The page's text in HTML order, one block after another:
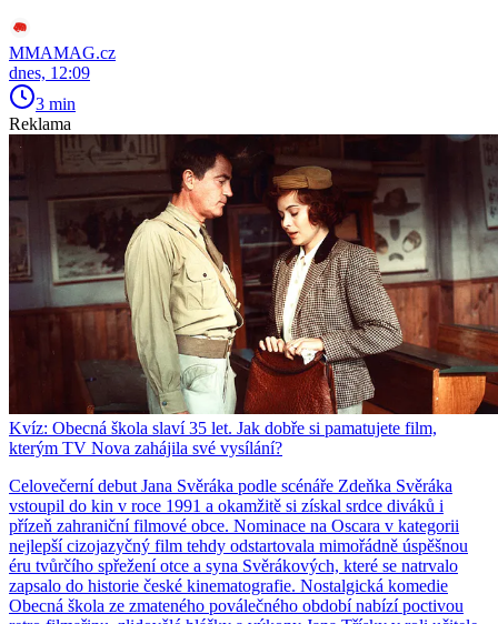
MMAMAG.cz
dnes, 12:09
3 min
Reklama
Kvíz: Obecná škola slaví 35 let. Jak dobře si pamatujete film,
kterým TV Nova zahájila své vysílání?
Celovečerní debut Jana Svěráka podle scénáře Zdeňka Svěráka
vstoupil do kin v roce 1991 a okamžitě si získal srdce diváků i
přízeň zahraniční filmové obce. Nominace na Oscara v kategorii
nejlepší cizojazyčný film tehdy odstartovala mimořádně úspěšnou
éru tvůrčího spřežení otce a syna Svěrákových, které se natrvalo
zapsalo do historie české kinematografie. Nostalgická komedie
Obecná škola ze zmateného poválečného období nabízí poctivou